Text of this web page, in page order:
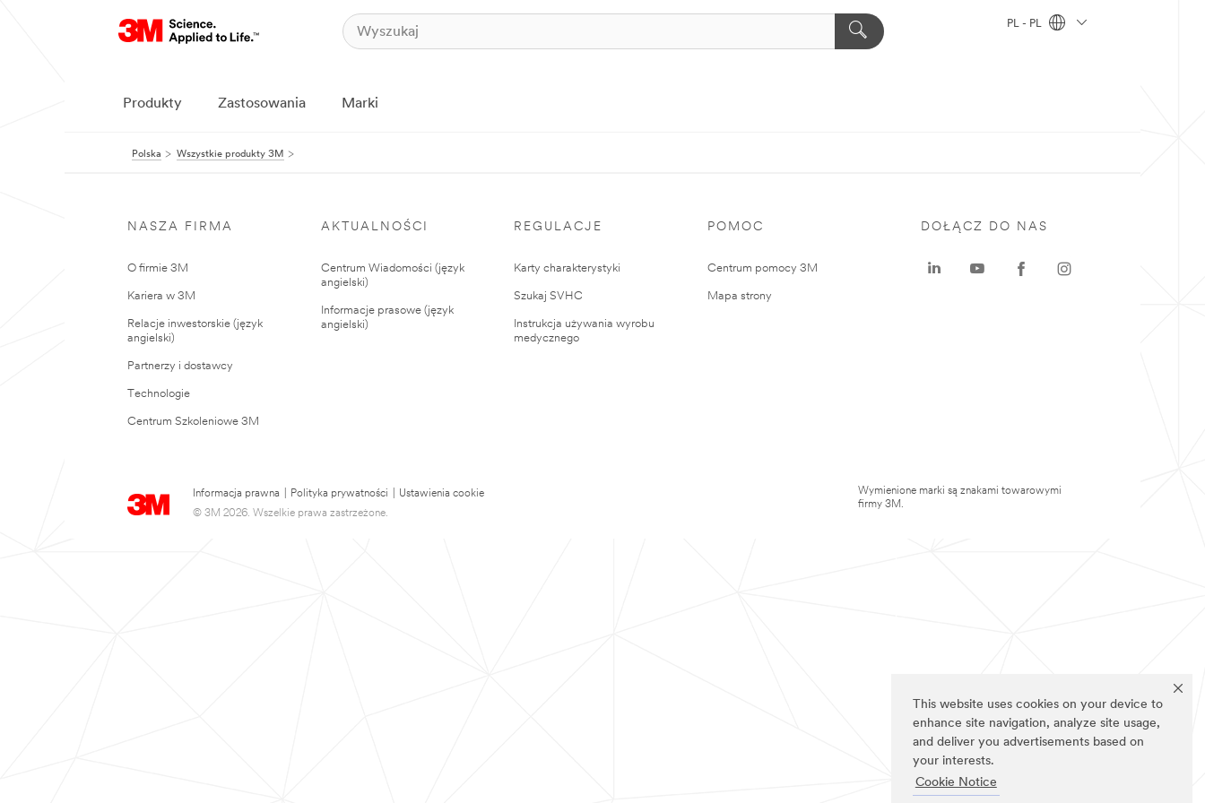
This website uses cookies on your device to
enhance site navigation, analyze site usage,
and deliver you advertisements based on
your interests.
Cookie Notice
PL - PL
Produkty Zastosowania Marki
Polska Wszystkie produkty 3M
NASZA FIRMA
O firmie 3M
Kariera w 3M
Relacje inwestorskie (język
angielski)
Partnerzy i dostawcy
Technologie
Centrum Szkoleniowe 3M
AKTUALNOŚCI
Centrum Wiadomości (język
angielski)
Informacje prasowe (język
angielski)
REGULACJE
Karty charakterystyki
Szukaj SVHC
Instrukcja używania wyrobu
medycznego
POMOC
Centrum pomocy 3M
Mapa strony
Informacja prawna Polityka prywatności
Ustawienia cookie
© 3M 2026. Wszelkie prawa zastrzeżone.
DOŁĄCZ DO NAS
Wymienione marki są znakami towarowymi
firmy 3M.